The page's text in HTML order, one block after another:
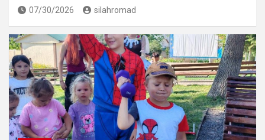
07/30/2026 silahromad